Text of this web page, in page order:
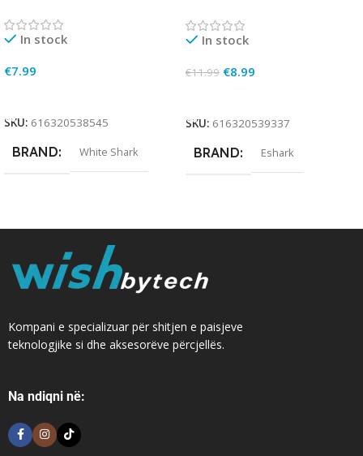
In stock
€7.99
SKU: 616320538545
BRAND White Shark
In stock
€11.99 €8.99
SKU: 616320539337
BRAND Eshark
Kompani e specializuar për shitjen e paisjeve
teknologjike si dhe aksesorëve përcjellës.
Na ndiqni në: